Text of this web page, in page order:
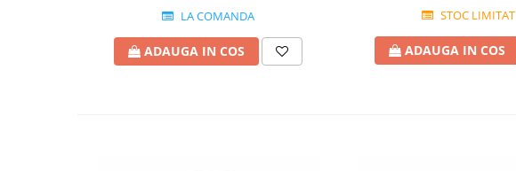
LA COMANDA
ADAUGA IN COS
STOC LIMITAT
ADAUGA IN COS